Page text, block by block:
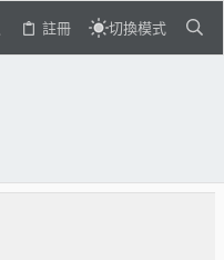
註冊 切換模式